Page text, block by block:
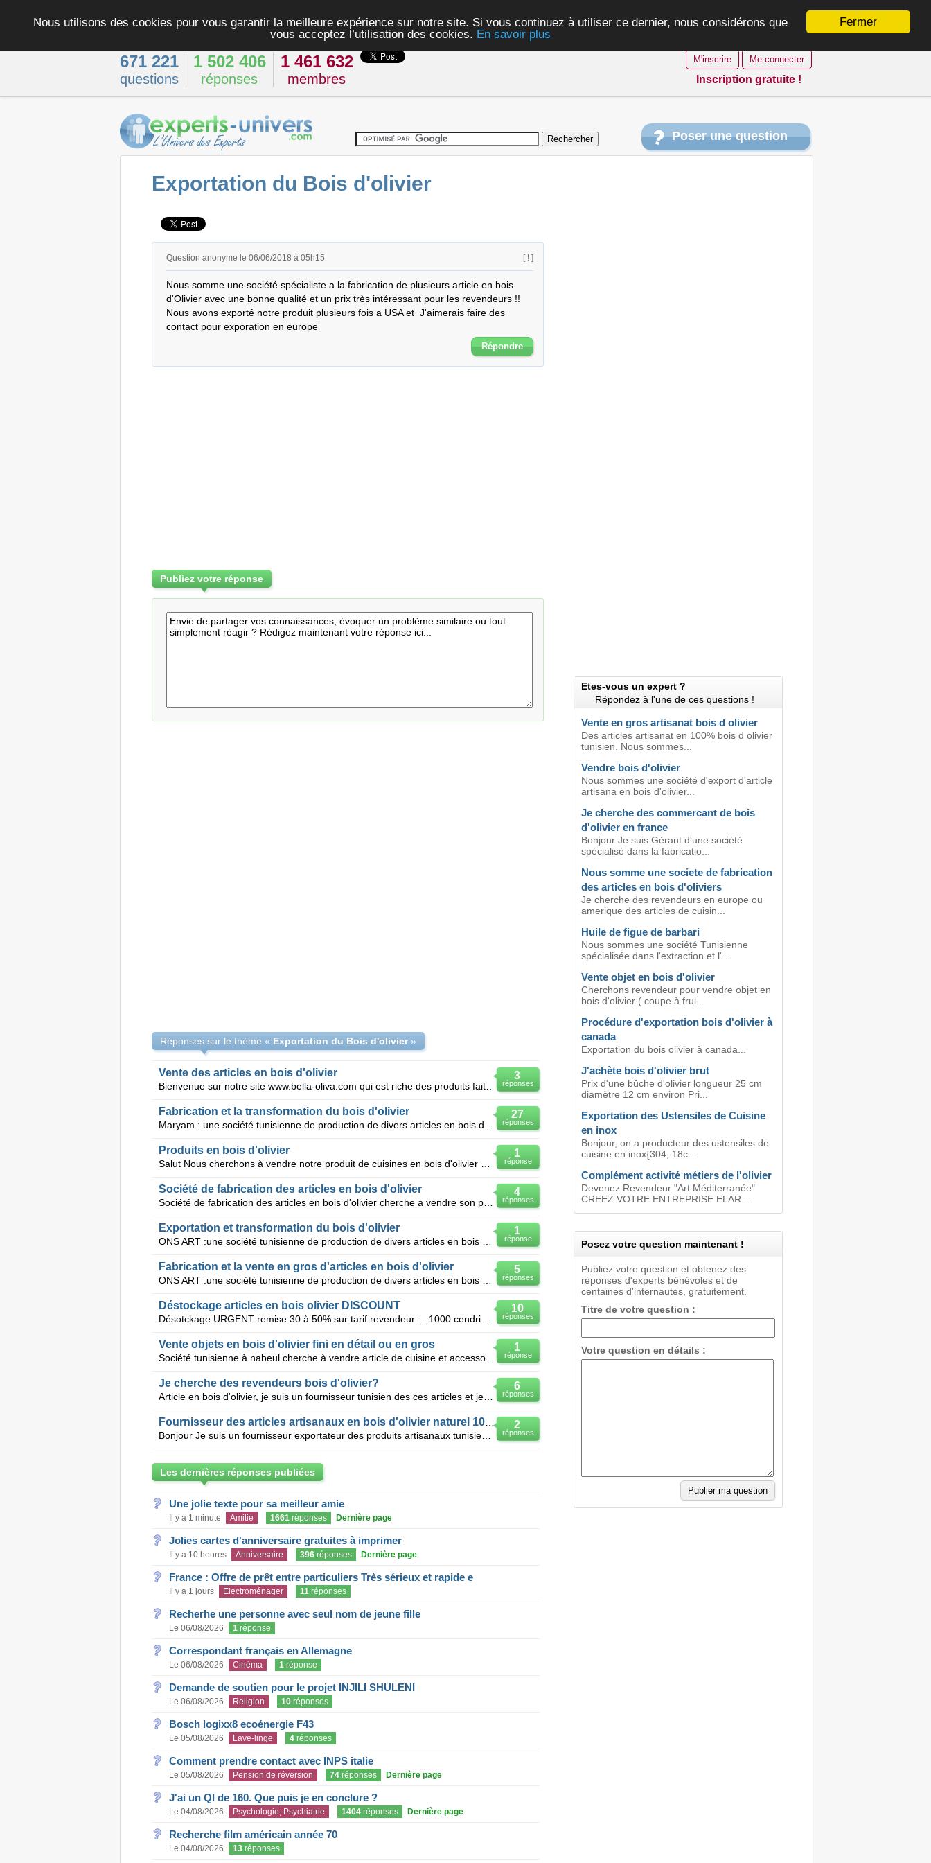
Fermer
Nous utilisons des cookies pour vous garantir la meilleure expérience sur notre site. Si vous continuez à utiliser ce dernier, nous considérons que
vous acceptez l’utilisation des cookies. En savoir plus
671 221
questions
1 502 406
réponses
1 461 632
membres
M'inscrire Me connecter
Inscription gratuite !
Poser une question
Exportation du Bois d'olivier
Question anonyme le 06/06/2018 à 05h15 [ ! ]
Nous somme une société spécialiste a la fabrication de plusieurs article en bois
d'Olivier avec une bonne qualité et un prix très intéressant pour les revendeurs !!
Nous avons exporté notre produit plusieurs fois a USA et  J'aimerais faire des
contact pour exporation en europe
Répondre
Publiez votre réponse
Réponses sur le thème « Exportation du Bois d'olivier»
3
réponses
Vente des articles en bois d'olivier
Bienvenue sur notre site www.bella-oliva.com qui est riche des produits faite avec de bois principal
27
réponses
Fabrication et la transformation du bois d'olivier
1
réponse
Produits en bois d'olivier
4
réponses
Société de fabrication des articles en bois d'olivier
Société de fabrication des articles en bois d'olivier cherche a vendre son produit en Europe une r
1
réponse
Exportation et transformation du bois d'olivier
5
réponses
Fabrication et la vente en gros d'articles en bois d'olivier
10
réponses
Déstockage articles en bois olivier DISCOUNT
Désotckage URGENT remise 30 à 50% sur tarif revendeur : . 1000 cendriers en bois olivier . 6000
1
réponse
Vente objets en bois d'olivier fini en détail ou en gros
Société tunisienne à nabeul cherche à vendre article de cuisine et accessoire de table en bois d'oli
6
réponses
Je cherche des revendeurs bois d'olivier?
Article en bois d'olivier, je suis un fournisseur tunisien des ces articles et je cherche des revend
2
réponses
Fournisseur des articles artisanaux en bois d'olivier naturel 100%
Bonjour Je suis un fournisseur exportateur des produits artisanaux tunisien en bois d'olivier je ch
Les dernières réponses publiées
Une jolie texte pour sa meilleur amie
Il y a 1 minute Amitié 1661réponses Dernière page
Jolies cartes d'anniversaire gratuites à imprimer
Il y a 10 heures Anniversaire 396réponses Dernière page
France : Offre de prêt entre particuliers Très sérieux et rapide e
Il y a 1 jours Electroménager 11réponses
Recherhe une personne avec seul nom de jeune fille
Le 06/08/2026 1réponse
Correspondant français en Allemagne
Le 06/08/2026 Cinéma 1réponse
Demande de soutien pour le projet INJILI SHULENI
Le 06/08/2026 Religion 10réponses
Bosch logixx8 ecoénergie F43
Le 05/08/2026 Lave-linge 4réponses
Comment prendre contact avec INPS italie
Le 05/08/2026 Pension de réversion 74réponses Dernière page
J'ai un QI de 160. Que puis je en conclure ?
Le 04/08/2026 Psychologie, Psychiatrie 1404réponses Dernière page
Recherche film américain année 70
Le 04/08/2026 13réponses
Etes-vous un expert ?
Répondez à l'une de ces questions !
Vente en gros artisanat bois d olivier
Des articles artisanat en 100% bois d olivier
tunisien. Nous sommes...
Vendre bois d'olivier
Nous sommes une société d'export d'article
artisana en bois d'olivier...
Je cherche des commercant de bois
d'olivier en france
Bonjour Je suis Gérant d'une société
spécialisé dans la fabricatio...
Nous somme une societe de fabrication
des articles en bois d'oliviers
Je cherche des revendeurs en europe ou
amerique des articles de cuisin...
Huile de figue de barbari
Nous sommes une société Tunisienne
spécialisée dans l'extraction et l'...
Vente objet en bois d'olivier
Cherchons revendeur pour vendre objet en
bois d'olivier ( coupe à frui...
Procédure d'exportation bois d'olivier à
canada
Exportation du bois olivier à canada...
J'achète bois d'olivier brut
Prix d'une bûche d'olivier longueur 25 cm
diamètre 12 cm environ Pri...
Exportation des Ustensiles de Cuisine
en inox
Bonjour, on a producteur des ustensiles de
cuisine en inox{304, 18c...
Complément activité métiers de l'olivier
Devenez Revendeur "Art Méditerranée"
CREEZ VOTRE ENTREPRISE ELAR...
Posez votre question maintenant !
Publiez votre question et obtenez des
réponses d'experts bénévoles et de
centaines d'internautes, gratuitement.
Titre de votre question :
Votre question en détails :